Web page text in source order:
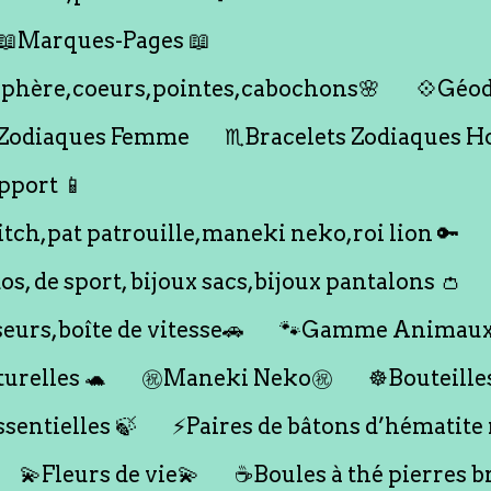
Pages 📖
Femme
♏️Bracelets Zodiaques
📱
patrouille,maneki neko,roi lion 🔑
de sport, bijoux sacs,bijoux pantalons 👛
de vitesse🚗
🐾Gamme
🐢
㊗️Maneki Neko㊗️
🍃
⚡️Paires de bâtons
💫Fleurs de vie💫
☕️Boules à thé pierres